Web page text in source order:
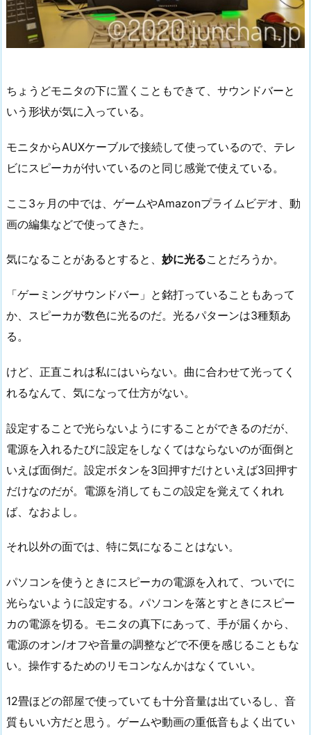
ちょうどモニタの下に置くこともできて、サウンドバーと
いう形状が気に入っている。
モニタからAUXケーブルで接続して使っているので、テレ
ビにスピーカが付いているのと同じ感覚で使えている。
ここ3ヶ月の中では、ゲームやAmazonプライムビデオ、動
画の編集などで使ってきた。
気になることがあるとすると、 妙に光ることだろうか。
「ゲーミングサウンドバー」と銘打っていることもあって
か、スピーカが数色に光るのだ。光るパターンは3種類あ
る。
けど、正直これは私にはいらない。曲に合わせて光ってく
れるなんて、気になって仕方がない。
設定することで光らないようにすることができるのだが、
電源を入れるたびに設定をしなくてはならないのが面倒と
いえば面倒だ。設定ボタンを3回押すだけといえば3回押す
だけなのだが。電源を消してもこの設定を覚えてくれれ
ば、なおよし。
それ以外の面では、特に気になることはない。
パソコンを使うときにスピーカの電源を入れて、ついでに
光らないように設定する。パソコンを落とすときにスピー
カの電源を切る。モニタの真下にあって、手が届くから、
電源のオン/オフや音量の調整などで不便を感じることもな
い。操作するためのリモコンなんかはなくていい。
12畳ほどの部屋で使っていても十分音量は出ているし、音
質もいい方だと思う。ゲームや動画の重低音もよく出てい